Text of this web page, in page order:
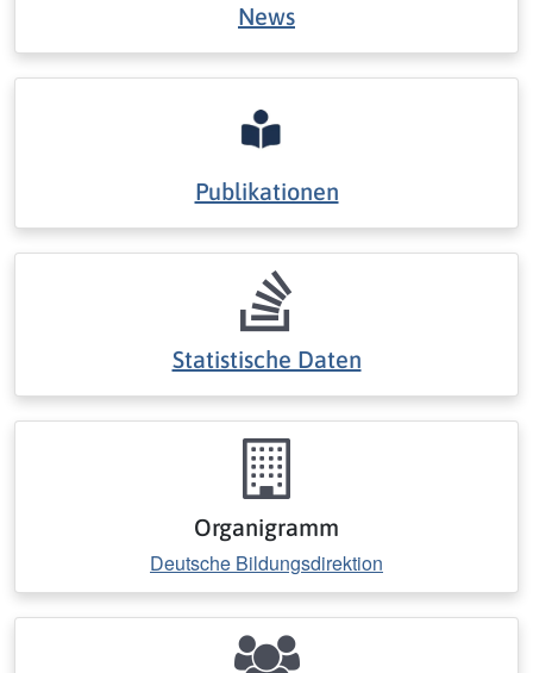
News
Publikationen
Statistische Daten
Organigramm
Deutsche Bildungsdirektion